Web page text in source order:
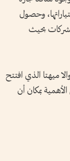
وحصول
بحيث
ميهتا الذي افتتح
بمكان أن